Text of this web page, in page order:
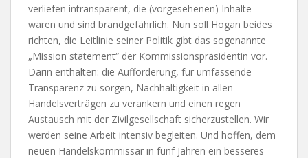
verliefen intransparent, die (vorgesehenen) Inhalte
waren und sind brandgefährlich. Nun soll Hogan beides
richten, die Leitlinie seiner Politik gibt das sogenannte
„Mission statement“ der Kommissionspräsidentin vor.
Darin enthalten: die Aufforderung, für umfassende
Transparenz zu sorgen, Nachhaltigkeit in allen
Handelsverträgen zu verankern und einen regen
Austausch mit der Zivilgesellschaft sicherzustellen. Wir
werden seine Arbeit intensiv begleiten. Und hoffen, dem
neuen Handelskommissar in fünf Jahren ein besseres